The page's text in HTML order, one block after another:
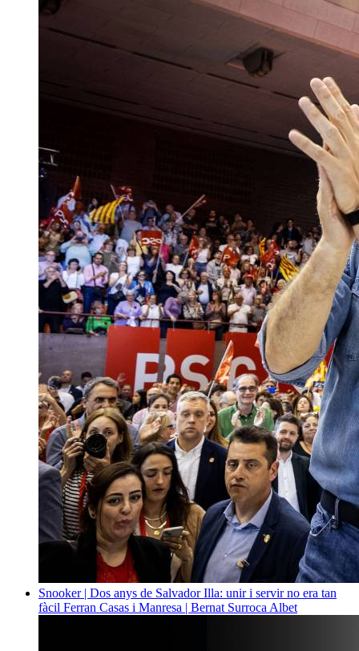
Snooker | Dos anys de Salvador Illa: unir i servir no era tan
fàcil Ferran Casas i Manresa | Bernat Surroca Albet